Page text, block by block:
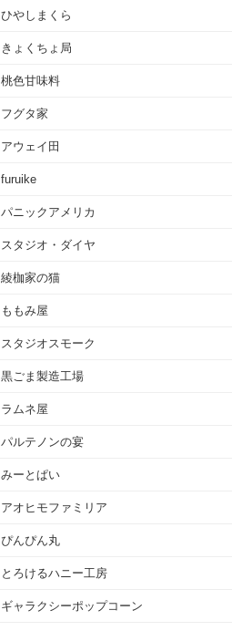
ひやしまくら
きょくちょ局
桃色甘味料
フグタ家
アウェイ田
furuike
パニックアメリカ
スタジオ・ダイヤ
綾枷家の猫
ももみ屋
スタジオスモーク
黒ごま製造工場
ラムネ屋
パルテノンの宴
みーとぱい
アオヒモファミリア
ぴんぴん丸
とろけるハニー工房
ギャラクシーポップコーン